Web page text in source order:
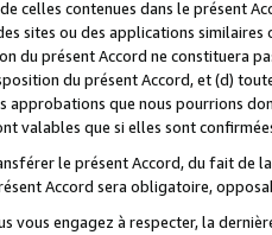
celles contenues dans le présent
sites ou des applications
du présent Accord ne constituera
du présent Accord, et (d)
que nous pourrions
valables que si elles sont
le présent Accord, du fait de
Accord sera obligatoire,
vous engagez à respecter, la